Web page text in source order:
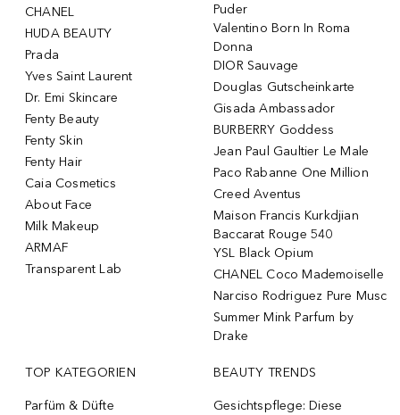
CHANEL
HUDA BEAUTY
Prada
Yves Saint Laurent
Dr. Emi Skincare
Fenty Beauty
Fenty Skin
Fenty Hair
Caia Cosmetics
About Face
Milk Makeup
ARMAF
Transparent Lab
Puder
Valentino Born In Roma
Donna
DIOR Sauvage
Douglas Gutscheinkarte
Gisada Ambassador
BURBERRY Goddess
Jean Paul Gaultier Le Male
Paco Rabanne One Million
Creed Aventus
Maison Francis Kurkdjian
Baccarat Rouge 540
YSL Black Opium
CHANEL Coco Mademoiselle
Narciso Rodriguez Pure Musc
Summer Mink Parfum by
Drake
TOP KATEGORIEN
Parfüm & Düfte
BEAUTY TRENDS
Gesichtspflege: Diese